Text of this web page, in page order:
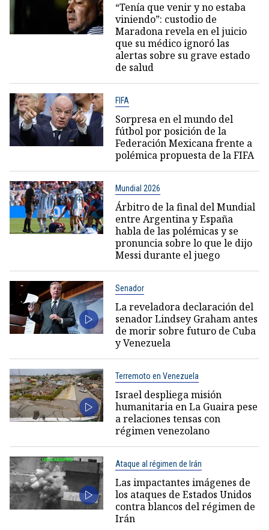
“Tenía que venir y no estaba
viniendo”: custodio de
Maradona revela en el juicio
que su médico ignoró las
alertas sobre su grave estado
de salud
FIFA
Sorpresa en el mundo del
fútbol por posición de la
Federación Mexicana frente a
polémica propuesta de la FIFA
Mundial 2026
Árbitro de la final del Mundial
entre Argentina y España
habla de las polémicas y se
pronuncia sobre lo que le dijo
Messi durante el juego
Senador
La reveladora declaración del
senador Lindsey Graham antes
de morir sobre futuro de Cuba
y Venezuela
Terremoto en Venezuela
Israel despliega misión
humanitaria en La Guaira pese
a relaciones tensas con
régimen venezolano
Ataque al régimen de Irán
Las impactantes imágenes de
los ataques de Estados Unidos
contra blancos del régimen de
Irán